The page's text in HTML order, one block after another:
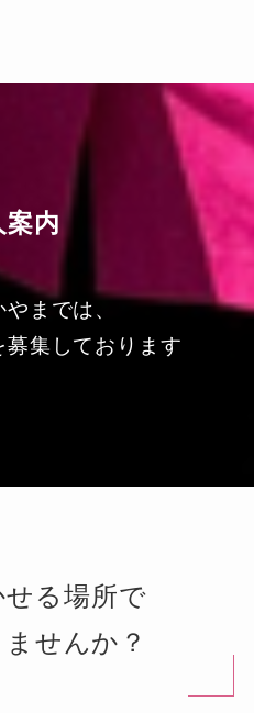
案内
までは、
集しております
る場所で
せんか？